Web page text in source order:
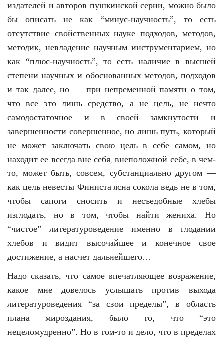
издателей и авторов пушкинской серии, можно было
бы описать не как “минус-научность”, то есть
отсутствие свойственных науке подходов, методов,
методик, невладение научным инструментарием, но
как “плюс-научность”, то есть наличие в высшей
степени научных и обоснованных методов, подходов
и так далее, но — при непременной памяти о том,
что все это лишь средство, а не цель, не нечто
самодостаточное и в своей замкнутости и
завершенности совершенное, но лишь путь, который
не может заключать свою цель в себе самом, но
находит ее всегда вне себя, внеположной себе, в чем-
то, может быть, совсем, субстанциально другом —
как цель невесты Финиста ясна сокола ведь не в том,
чтобы сапоги сносить и несъедобные хлебы
изглодать, но в том, чтобы найти жениха. Но
“чистое” литературоведение именно в глодании
хлебов и видит высочайшее и конечное свое
достижение, а насчет дальнейшего…
Надо сказать, что самое впечатляющее возражение,
какое мне довелось услышать против выхода
литературоведения “за свои пределы”, в область
плана мироздания, было то, что “это
нецеломудренно”. Но в том-то и дело, что в пределах